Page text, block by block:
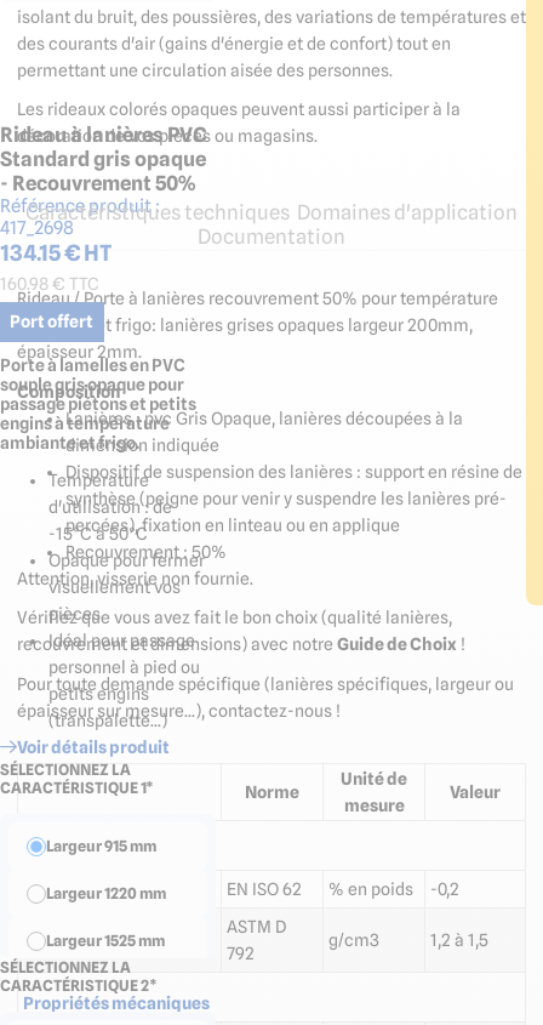
Rideau à lanières PVC
Standard gris opaque
- Recouvrement 50%
Référence produit :
417_2698
134.15€ HT
160.98€ TTC
Port offert
Porte à lamelles en PVC
souple gris opaque pour
passage piétons et petits
engins à température
ambiante et frigo.
Température
d'utilisation : de
-15°C à 50°C
Opaque pour fermer
visuellement vos
pièces
Idéal pour passage
personnel à pied ou
petits engins
(transpalette...)
Voir détails produit
SÉLECTIONNEZ LA
CARACTÉRISTIQUE 1*
Largeur 915 mm
Largeur 1220 mm
Largeur 1525 mm
Largeur 1830 mm
SÉLECTIONNEZ LA
CARACTÉRISTIQUE 2*
isolant du bruit, des poussières, des variations de températures et
des courants d'air (gains d'énergie et de confort) tout en
permettant une circulation aisée des personnes.
Les rideaux colorés opaques peuvent aussi participer à la
décoration de vos pièces ou magasins.
Caractéristiques techniques Domaines d'application
Documentation
Rideau / Porte à lanières recouvrement 50% pour température
ambiante et frigo: lanières grises opaques largeur 200mm,
épaisseur 2mm.
Composition
Lanières :pvc Gris Opaque, l anières découpées à la
dimension indiquée
Dispositif de suspension des lanières : support en résine de
synthèse (peigne pour venir y suspendre les lanières pré-
percées), fixation en linteau ou en applique
Recouvrement : 50%
Attention, visserie non fournie.
Vérifiez que vous avez fait le bon choix (qualité lanières,
recouvrement et dimensions) avec notre Guide de Choix !
Pour toute demande spécifique (lanières spécifiques, largeur ou
épaisseur sur mesure...), contactez-nous !
Norme
Unité de
mesure
Valeur
Propriétés générales
Absorption d'eau
EN ISO 62 % en poids -0,2
Densité
ASTM D
792
g/cm3 1,2 à 1,5
Propriétés mécaniques